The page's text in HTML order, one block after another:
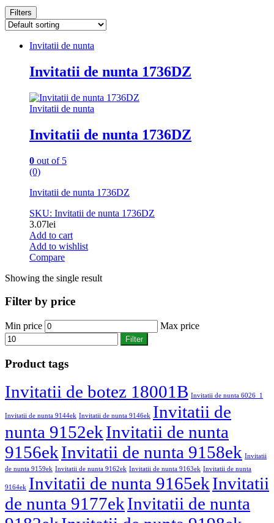
Filters
Invitatii de nunta
Invitatii de nunta 1736DZ
Invitatii de nunta
Invitatii de nunta 1736DZ
0 out of 5
(0)
Invitatii de nunta 1736DZ
SKU: Invitatii de nunta 1736DZ
3.07lei
Add to cart
Add to wishlist
Compare
Showing the single result
Filter by price
Min price Max price
Filter
Product tags
Invitatii de botez 18001B Invitatii de nunta 6026_1
Invitatii de nunta 9144ek Invitatii de nunta 9146ek Invitatii de
nunta 9152ekInvitatii de nunta
9156ekInvitatii de nunta 9158ek Invitatii
de nunta 9159ek Invitatii de nunta 9162ek Invitatii de nunta 9163ek Invitatii de nunta
9164ek Invitatii de nunta 9165ekInvitatii
de nunta 9177ekInvitatii de nunta